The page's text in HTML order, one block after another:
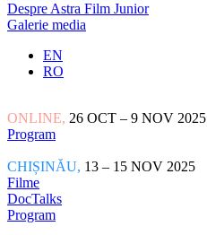
Despre Astra Film Junior
Galerie media
EN
RO
ONLINE, 26 OCT – 9 NOV 2025
Program
CHIȘINĂU, 13 – 15 NOV 2025
Filme
DocTalks
Program